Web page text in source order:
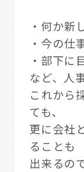
・何か新
・今の仕
・部下に
など、人
これから
ても、
更に会社
ることも
出来るの